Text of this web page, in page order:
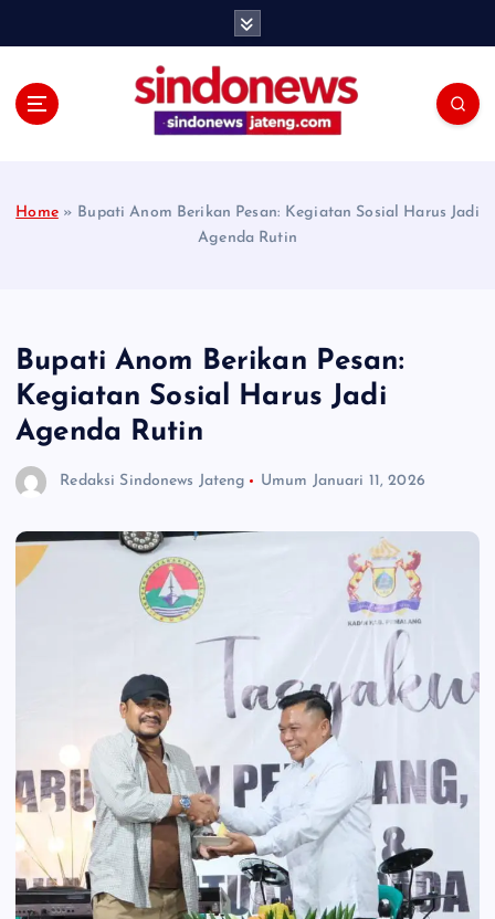
Home» Bupati Anom Berikan Pesan: Kegiatan Sosial Harus Jadi
Agenda Rutin
Bupati Anom Berikan Pesan:
Kegiatan Sosial Harus Jadi
Agenda Rutin
Redaksi Sindonews Jateng Umum Januari 11, 2026